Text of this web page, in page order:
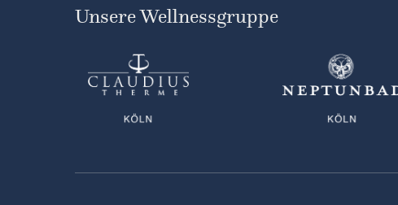
Unsere Wellnessgruppe